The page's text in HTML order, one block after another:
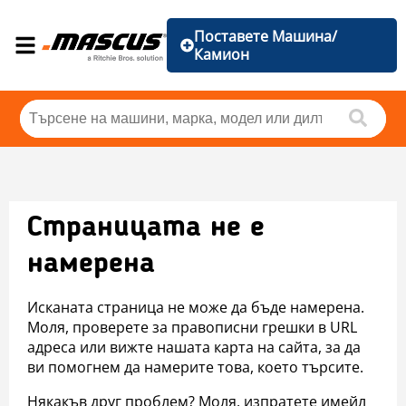
Поставете Машина/
Камион
Страницата не е
намерена
Исканата страница не може да бъде намерена.
Моля, проверете за правописни грешки в URL
адреса или вижте нашата карта на сайта, за да
ви помогнем да намерите това, което търсите.
Някакъв друг проблем? Моля, изпратете имейл